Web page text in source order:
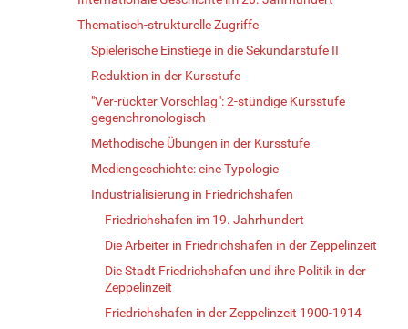
Thematisch-strukturelle Zugriffe
Spielerische Einstiege in die Sekundarstufe II
Reduktion in der Kursstufe
"Ver-rückter Vorschlag": 2-stündige Kursstufe
gegenchronologisch
Methodische Übungen in der Kursstufe
Mediengeschichte: eine Typologie
Industrialisierung in Friedrichshafen
Friedrichshafen im 19. Jahrhundert
Die Arbeiter in Friedrichshafen in der Zeppelinzeit
Die Stadt Friedrichshafen und ihre Politik in der
Zeppelinzeit
Friedrichshafen in der Zeppelinzeit 1900-1914